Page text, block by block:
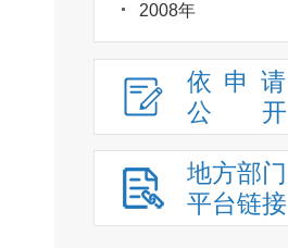
2008年
依申请
公
开
地方部门
平台链接